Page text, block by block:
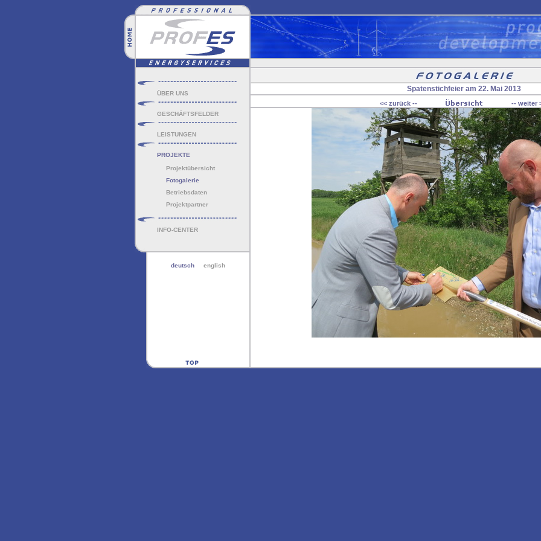
ÜBER UNS
GESCHÄFTSFELDER
LEISTUNGEN
PROJEKTE
Projektübersicht
Fotogalerie
Betriebsdaten
Projektpartner
INFO-CENTER
deutsch english
Spatenstichfeier am 22. Mai 2013
<< zurück -- -- weiter